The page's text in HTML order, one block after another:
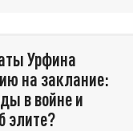
Урфина
на заклание:
в войне и
элите?